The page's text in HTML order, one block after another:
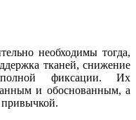
необходимы тогда,
тканей, снижение
фиксации. Их
и обоснованным, а